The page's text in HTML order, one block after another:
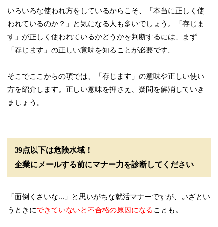
いろいろな使われ方をしているからこそ、「本当に正しく使
われているのか？」と気になる人も多いでしょう。「存じま
す」が正しく使われているかどうかを判断するには、まず
「存じます」の正しい意味を知ることが必要です。
そこでここからの項では、「存じます」の意味や正しい使い
方を紹介します。正しい意味を押さえ、疑問を解消していき
ましょう。
39点以下は危険水域！
企業にメールする前にマナー力を診断してください
「面倒くさいな…」と思いがちな就活マナーですが、いざとい
うときにできていないと不合格の原因になる ことも。